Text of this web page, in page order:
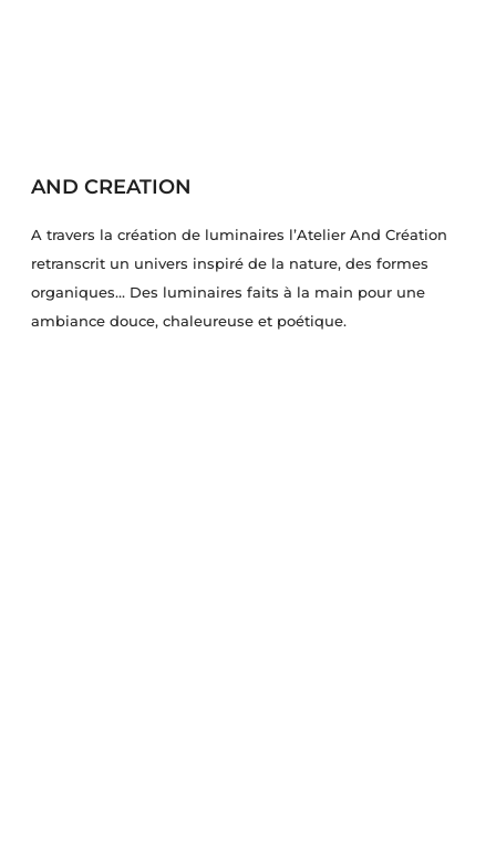
AND CREATION
A travers la création de luminaires l’Atelier And Création
retranscrit un univers inspiré de la nature, des formes
organiques… Des luminaires faits à la main pour une
ambiance douce, chaleureuse et poétique.